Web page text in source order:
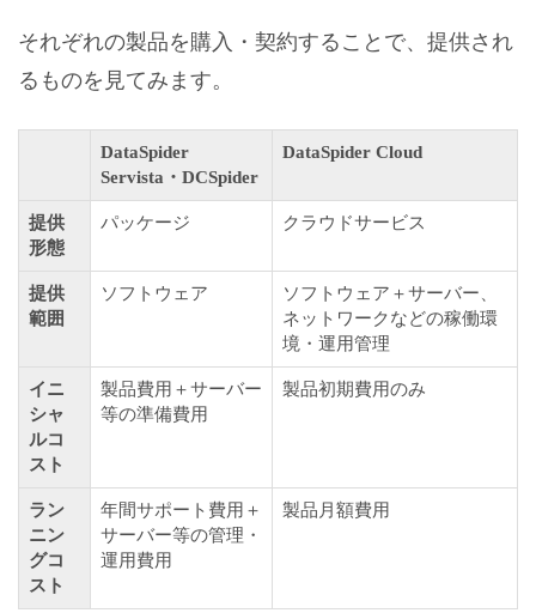
それぞれの製品を購入・契約することで、提供され
るものを見てみます。
DataSpider
Servista・DCSpider
DataSpider Cloud
提供
形態
パッケージ クラウドサービス
提供
範囲
ソフトウェア
ソフトウェア＋サーバー、
ネットワークなどの稼働環
境・運用管理
イニ
シャ
ルコ
スト
製品費用＋サーバー
等の準備費用
製品初期費用のみ
ラン
ニン
グコ
スト
年間サポート費用＋
サーバー等の管理・
運用費用
製品月額費用